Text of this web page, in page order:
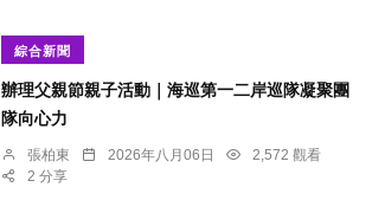
綜合新聞
辦理父親節親子活動｜海巡第一二岸巡隊凝聚團
隊向心力
張柏東 2026年八月06日
2,572 觀看
2 分享